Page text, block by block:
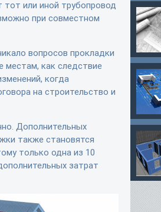
или иной трубопровод
при совместном
вопросов прокладки
местам, как следствие
когда
на строительство и
Дополнительных
также становятся
только одна из 10
затрат